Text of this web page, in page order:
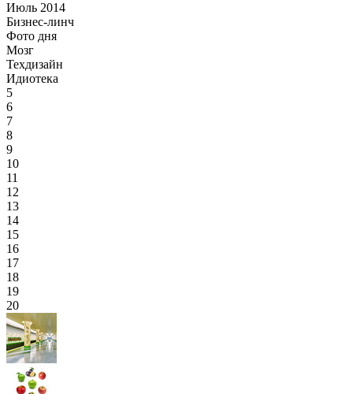
Июль 2014
Бизнес-линч
Фото дня
Мозг
Техдизайн
Идиотека
5
6
7
8
9
10
11
12
13
14
15
16
17
18
19
20